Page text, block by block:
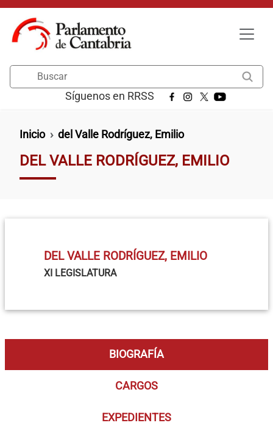
Pasar al contenido principal
Síguenos en RRSS
Ruta de navegación
Inicio del Valle Rodríguez, Emilio
DEL VALLE RODRÍGUEZ, EMILIO
DEL VALLE RODRÍGUEZ, EMILIO
XI LEGISLATURA
BIOGRAFÍA
CARGOS
EXPEDIENTES